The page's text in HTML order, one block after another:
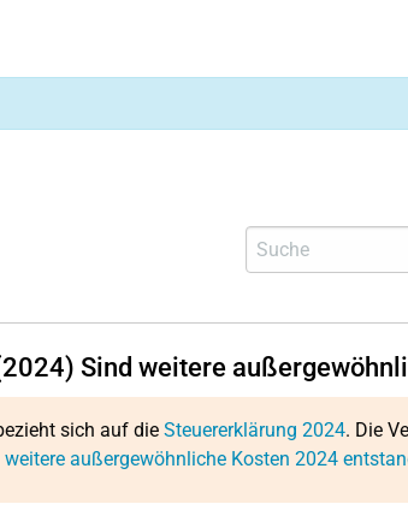
Sind weitere
sich auf die Steuererklärung 2024. Die
außergewöhnliche Kosten 2024